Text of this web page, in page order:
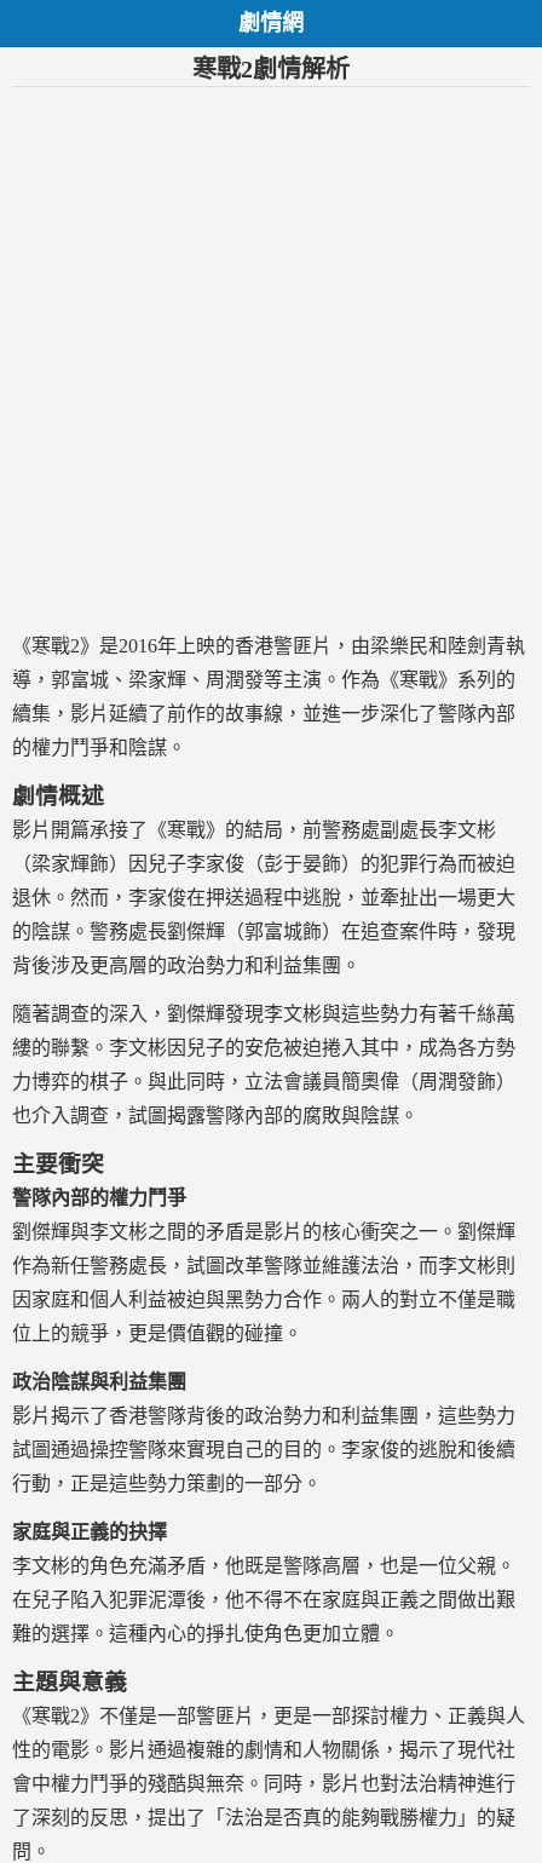
劇情網
寒戰2劇情解析
《寒戰2》是2016年上映的香港警匪片，由梁樂民和陸劍青執
導，郭富城、梁家輝、周潤發等主演。作為《寒戰》系列的
續集，影片延續了前作的故事線，並進一步深化了警隊內部
的權力鬥爭和陰謀。
劇情概述
影片開篇承接了《寒戰》的結局，前警務處副處長李文彬
（梁家輝飾）因兒子李家俊（彭于晏飾）的犯罪行為而被迫
退休。然而，李家俊在押送過程中逃脫，並牽扯出一場更大
的陰謀。警務處長劉傑輝（郭富城飾）在追查案件時，發現
背後涉及更高層的政治勢力和利益集團。
隨著調查的深入，劉傑輝發現李文彬與這些勢力有著千絲萬
縷的聯繫。李文彬因兒子的安危被迫捲入其中，成為各方勢
力博弈的棋子。與此同時，立法會議員簡奧偉（周潤發飾）
也介入調查，試圖揭露警隊內部的腐敗與陰謀。
主要衝突
警隊內部的權力鬥爭
劉傑輝與李文彬之間的矛盾是影片的核心衝突之一。劉傑輝
作為新任警務處長，試圖改革警隊並維護法治，而李文彬則
因家庭和個人利益被迫與黑勢力合作。兩人的對立不僅是職
位上的競爭，更是價值觀的碰撞。
政治陰謀與利益集團
影片揭示了香港警隊背後的政治勢力和利益集團，這些勢力
試圖通過操控警隊來實現自己的目的。李家俊的逃脫和後續
行動，正是這些勢力策劃的一部分。
家庭與正義的抉擇
李文彬的角色充滿矛盾，他既是警隊高層，也是一位父親。
在兒子陷入犯罪泥潭後，他不得不在家庭與正義之間做出艱
難的選擇。這種內心的掙扎使角色更加立體。
主題與意義
《寒戰2》不僅是一部警匪片，更是一部探討權力、正義與人
性的電影。影片通過複雜的劇情和人物關係，揭示了現代社
會中權力鬥爭的殘酷與無奈。同時，影片也對法治精神進行
了深刻的反思，提出了「法治是否真的能夠戰勝權力」的疑
問。